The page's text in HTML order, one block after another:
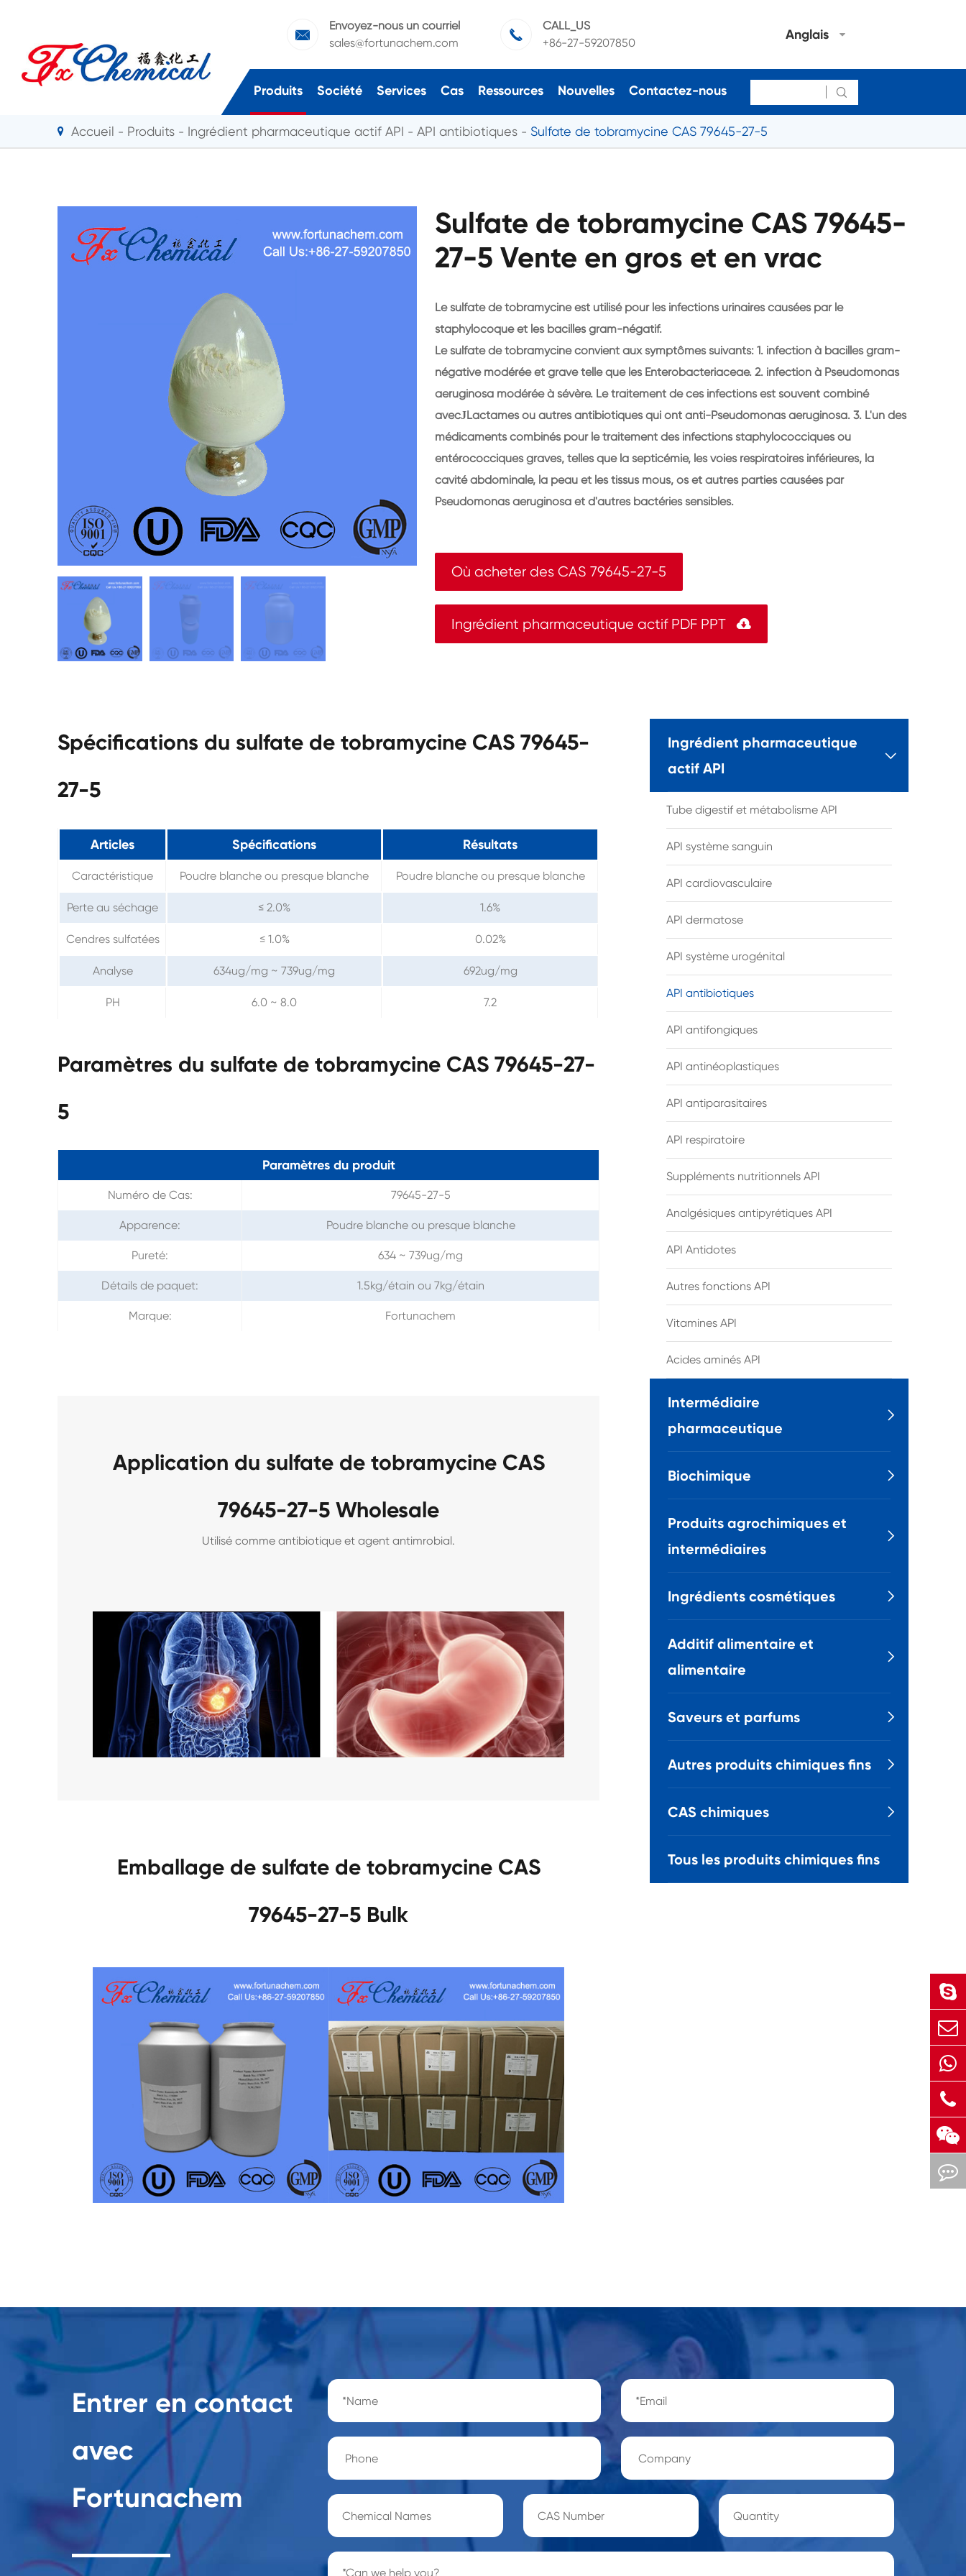

Envoyez-nous un courriel
sales@fortunachem.com

CALL_US
+86-27-59207850
Anglais
Produits Société Services Cas Ressources Nouvelles Contactez-nous 
Accueil Produits Ingrédient pharmaceutique actif API API antibiotiques Sulfate de tobramycine CAS 79645-27-5
Sulfate de tobramycine CAS 79645-
27-5 Vente en gros et en vrac
Le sulfate de tobramycine est utilisé pour les infections urinaires causées par le
staphylocoque et les bacilles gram-négatif.
Le sulfate de tobramycine convient aux symptômes suivants: 1. infection à bacilles gram-
négative modérée et grave telle que les Enterobacteriaceae. 2. infection à Pseudomonas
aeruginosa modérée à sévère. Le traitement de ces infections est souvent combiné
avecJLactames ou autres antibiotiques qui ont anti-Pseudomonas aeruginosa. 3. L'un des
médicaments combinés pour le traitement des infections staphylococciques ou
entérococciques graves, telles que la septicémie, les voies respiratoires inférieures, la
cavité abdominale, la peau et les tissus mous, os et autres parties causées par
Pseudomonas aeruginosa et d'autres bactéries sensibles.
Où acheter des CAS 79645-27-5
Ingrédient pharmaceutique actif PDF PPT 
Spécifications du sulfate de tobramycine CAS 79645-
27-5
Articles Spécifications Résultats
Caractéristique Poudre blanche ou presque blanche Poudre blanche ou presque blanche
Perte au séchage ≤ 2.0% 1.6%
Cendres sulfatées ≤ 1.0% 0.02%
Analyse 634ug/mg ~ 739ug/mg 692ug/mg
PH 6.0 ~ 8.0 7.2
Paramètres du sulfate de tobramycine CAS 79645-27-
5
Paramètres du produit
Numéro de Cas: 79645-27-5
Apparence: Poudre blanche ou presque blanche
Pureté: 634 ~ 739ug/mg
Détails de paquet: 1.5kg/étain ou 7kg/étain
Marque: Fortunachem
Application du sulfate de tobramycine CAS
79645-27-5 Wholesale
Utilisé comme antibiotique et agent antimrobial.
Emballage de sulfate de tobramycine CAS
79645-27-5 Bulk
Ingrédient pharmaceutique
actif API

Tube digestif et métabolisme API
API système sanguin
API cardiovasculaire
API dermatose
API système urogénital
API antibiotiques
API antifongiques
API antinéoplastiques
API antiparasitaires
API respiratoire
Suppléments nutritionnels API
Analgésiques antipyrétiques API
API Antidotes
Autres fonctions API
Vitamines API
Acides aminés API
Intermédiaire
pharmaceutique

Biochimique 
Produits agrochimiques et
intermédiaires

Ingrédients cosmétiques 
Additif alimentaire et
alimentaire

Saveurs et parfums 
Autres produits chimiques fins 
CAS chimiques 
Tous les produits chimiques fins
Entrer en contact
avec
Fortunachem